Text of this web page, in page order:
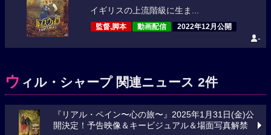
イギリスの上流階級に生ま...
監督,脚本 動画配信 2022年12月公開
-
ウ ィル・シャープ 関連ニュース 2件
『リアル・ペイン〜心の旅〜』2025年1月31日(金)公
開決定！予告映像＆キービジュアル＆場面写真解禁